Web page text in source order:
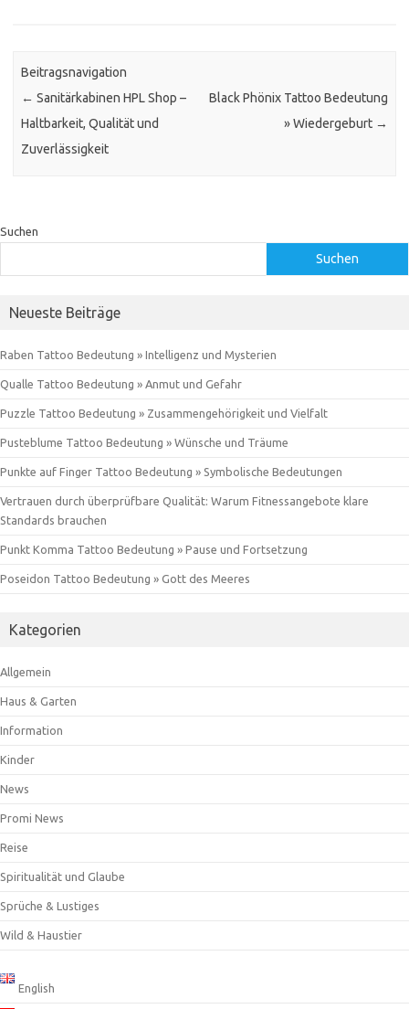
Beitragsnavigation
← Sanitärkabinen HPL Shop –
Haltbarkeit, Qualität und
Zuverlässigkeit
Black Phönix Tattoo Bedeutung
» Wiedergeburt →
Suchen
Suchen
Neueste Beiträge
Raben Tattoo Bedeutung » Intelligenz und Mysterien
Qualle Tattoo Bedeutung » Anmut und Gefahr
Puzzle Tattoo Bedeutung » Zusammengehörigkeit und Vielfalt
Pusteblume Tattoo Bedeutung » Wünsche und Träume
Punkte auf Finger Tattoo Bedeutung » Symbolische Bedeutungen
Vertrauen durch überprüfbare Qualität: Warum Fitnessangebote klare
Standards brauchen
Punkt Komma Tattoo Bedeutung » Pause und Fortsetzung
Poseidon Tattoo Bedeutung » Gott des Meeres
Kategorien
Allgemein
Haus & Garten
Information
Kinder
News
Promi News
Reise
Spiritualität und Glaube
Sprüche & Lustiges
Wild & Haustier
English